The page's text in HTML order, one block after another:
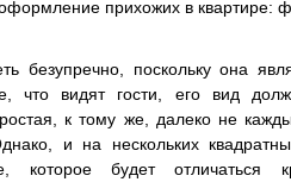
безупречно, поскольку она
что видят гости, его вид
к тому же, далеко не
и на нескольких
которое будет отличаться